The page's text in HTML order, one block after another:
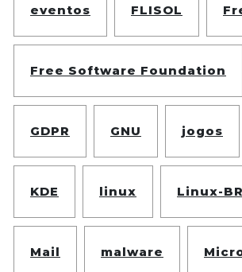
eventos FLISOL
Free Software Foundation
GDPR GNU jogos
KDE linux Linux-BR
Mail malware